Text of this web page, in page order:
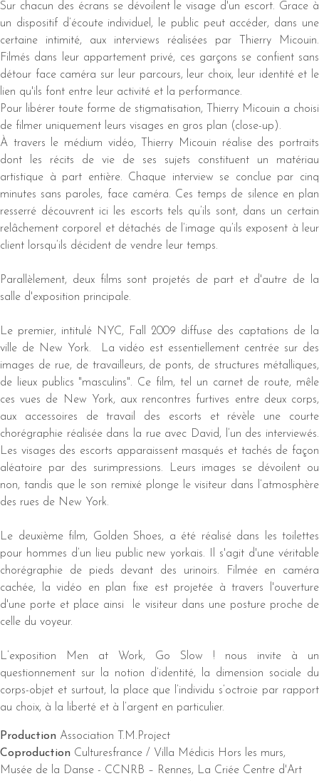
Sur chacun des écrans se dévoilent le visage d'un escort. Grace à
un dispositif d’écoute individuel, le public peut accéder, dans une
certaine intimité, aux interviews réalisées par Thierry Micouin.
Filmés dans leur appartement privé, ces garçons se confient sans
détour face caméra sur leur parcours, leur choix, leur identité et le
lien qu'ils font entre leur activité et la performance.
Pour libérer toute forme de stigmatisation, Thierry Micouin a choisi
de filmer uniquement leurs visages en gros plan (close-up).
À travers le médium vidéo, Thierry Micouin réalise des portraits
dont les récits de vie de ses sujets constituent un matériau
artistique à part entière. Chaque interview se conclue par cinq
minutes sans paroles, face caméra. Ces temps de silence en plan
resserré découvrent ici les escorts tels qu’ils sont, dans un certain
relâchement corporel et détachés de l’image qu’ils exposent à leur
client lorsqu’ils décident de vendre leur temps.
Parallèlement, deux films sont projetés de part et d'autre de la
salle d'exposition principale.
Le premier, intitulé NYC, Fall 2009 diffuse des captations de la
ville de New York. La vidéo est essentiellement centrée sur des
images de rue, de travailleurs, de ponts, de structures métalliques,
de lieux publics "masculins". Ce film, tel un carnet de route, mêle
ces vues de New York, aux rencontres furtives entre deux corps,
aux accessoires de travail des escorts et révèle une courte
chorégraphie réalisée dans la rue avec David, l’un des interviewés.
Les visages des escorts apparaissent masqués et tachés de façon
aléatoire par des surimpressions. Leurs images se dévoilent ou
non, tandis que le son remixé plonge le visiteur dans l’atmosphère
des rues de New York.
Le deuxième film, Golden Shoes, a été réalisé dans les toilettes
pour hommes d’un lieu public new yorkais. Il s'agit d'une véritable
chorégraphie de pieds devant des urinoirs. Filmée en caméra
cachée, la vidéo en plan fixe est projetée à travers l'ouverture
d'une porte et place ainsi le visiteur dans une posture proche de
celle du voyeur.
L’exposition Men at Work, Go Slow ! nous invite à un
questionnement sur la notion d’identité, la dimension sociale du
corps-objet et surtout, la place que l’individu s’octroie par rapport
au choix, à la liberté et à l’argent en particulier.
Production Association T.M.Project
Coproduction Culturesfrance / Villa Médicis Hors les murs,
Musée de la Danse - CCNRB – Rennes, La Criée Centre d'Art